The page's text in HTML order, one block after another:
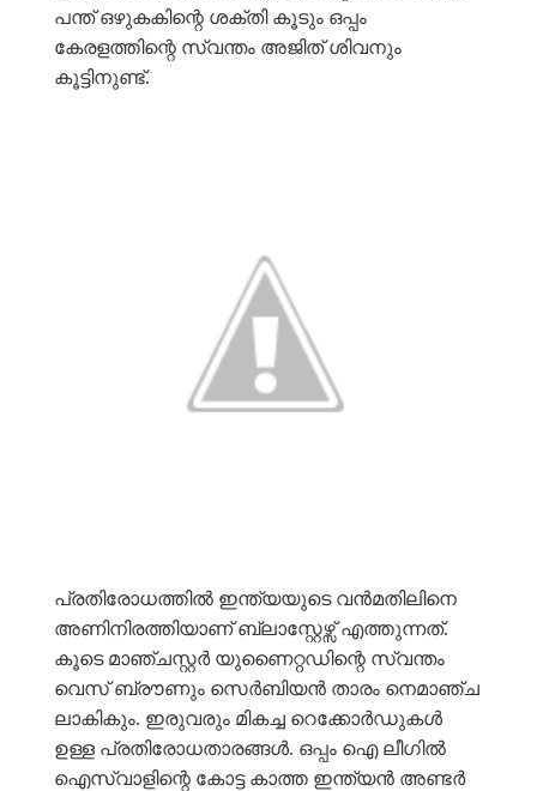
പന്ത് ഒഴുകകിന്റെ ശക്തി കൂടും ഒപ്പം
കേരളത്തിന്റെ സ്വന്തം അജിത് ശിവനും
കൂട്ടിനുണ്ട്.
പ്രതിരോധത്തിൽ ഇന്ത്യയുടെ വൻമതിലിനെ
അണിനിരത്തിയാണ് ബ്ലാസ്റ്റേഴ്സ് എത്തുന്നത്.
കൂടെ മാഞ്ചസ്റ്റർ യുണൈറ്റഡിന്റെ സ്വന്തം
വെസ് ബ്രൗണും സെർബിയൻ താരം നെമാഞ്ച
ലാകികും. ഇരുവരും മികച്ച റെക്കോർഡുകൾ
ഉള്ള പ്രതിരോധതാരങ്ങൾ. ഒപ്പം ഐ ലീഗിൽ
ഐസ്വാളിന്റെ കോട്ട കാത്ത ഇന്ത്യൻ അണ്ടർ